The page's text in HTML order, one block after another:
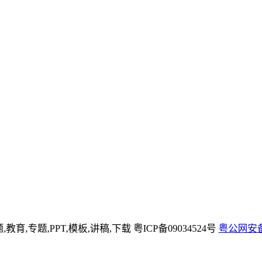
育,专题,PPT,模板,讲稿,下载 粤ICP备09034524号 粤公网安